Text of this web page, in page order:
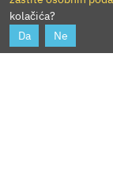
kolačića?
Da
Ne